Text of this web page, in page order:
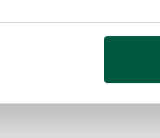
mogelijk gegevens